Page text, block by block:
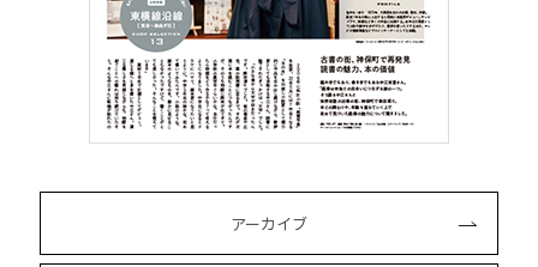
アーカイブ